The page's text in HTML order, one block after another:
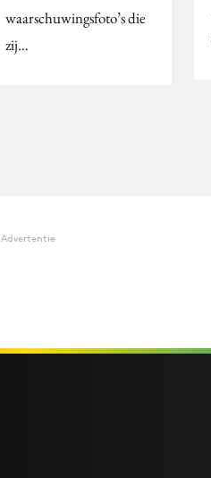
waarschuwingsfoto’s die
zij…
Advertentie